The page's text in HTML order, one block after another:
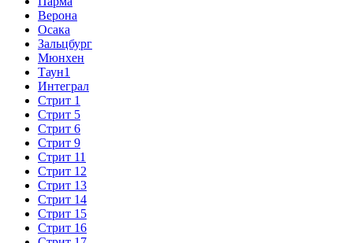
Верона
Осака
Зальцбург
Мюнхен
Таун1
Интеграл
Стрит 1
Стрит 5
Стрит 6
Стрит 9
Стрит 11
Стрит 12
Стрит 13
Стрит 14
Стрит 15
Стрит 16